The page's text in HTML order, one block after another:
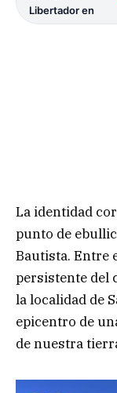
Libertador en
La identidad
punto de
Bautista. Entre
persistente del
la localidad de
epicentro de
de nuestra